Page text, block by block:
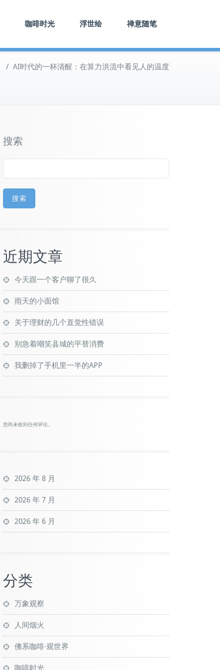
咖啡时光 浮世绘 禅意随笔
/ AI时代的一杯清醒：在算力洪流中看见人的温度
搜索
搜索
近期文章
今天跟一个客户聊了很久
雨天的小面馆
关于理财的几个直觉性错误
别急着嘲笑县城的平替消费
我删掉了手机里一半的APP
您尚未收到任何评论。
2026 年 8 月
2026 年 7 月
2026 年 6 月
分类
万象观察
人间烟火
佛系咖啡·观世界
咖啡时光